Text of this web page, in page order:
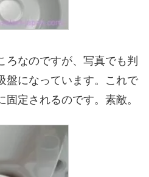
ろなのですが、写真でも判
盤になっています。これで
定されるのです。素敵。